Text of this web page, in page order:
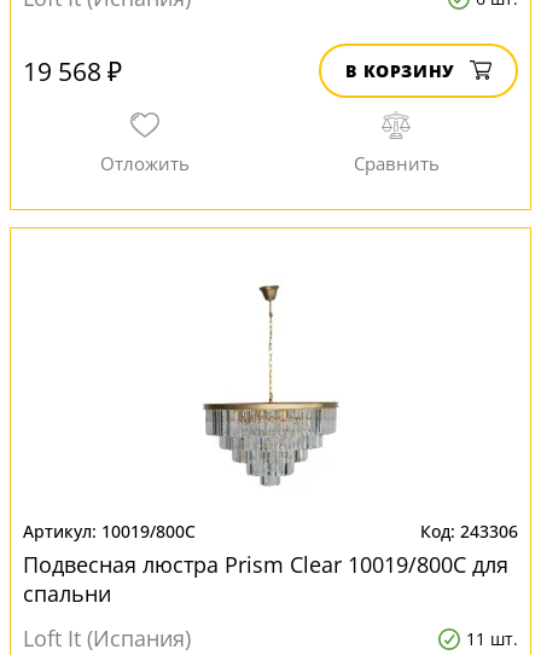
19 568 ₽ В КОРЗИНУ
10019/800C 243306
Подвесная люстра Prism Clear 10019/800C для
спальни
Loft It (Испания)
11 шт.